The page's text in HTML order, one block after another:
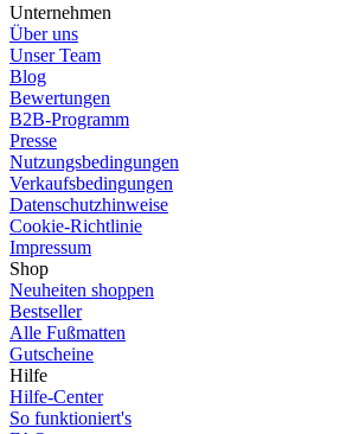
Unternehmen
Über uns
Unser Team
Blog
Bewertungen
B2B-Programm
Presse
Nutzungsbedingungen
Verkaufsbedingungen
Datenschutzhinweise
Cookie-Richtlinie
Impressum
Shop
Neuheiten shoppen
Bestseller
Alle Fußmatten
Gutscheine
Hilfe
Hilfe-Center
So funktioniert's